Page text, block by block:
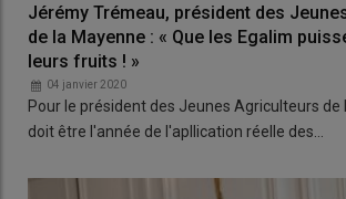
Jérémy Trémeau, président des
de la Mayenne : « Que les Egalim
leurs fruits ! »
04 janvier 2020
Pour le président des Jeunes Agriculteurs de
doit être l'année de l'apllication réelle des…